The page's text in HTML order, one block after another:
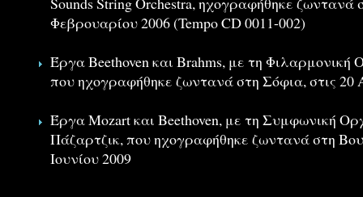
Φεβρουαρίου 2006 (Tempo CD 0011-002)
Έργα Beethoven και Brahms, με τη
που ηχογραφήθηκε ζωντανά στη Σόφια, στις 20
Έργα Mozart και Beethoven, με τη Συμφωνική
Πάζαρτζικ, που ηχογραφήθηκε ζωντανά στη
Ιουνίου 2009